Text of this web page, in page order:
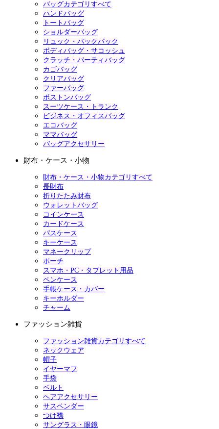
バッグカテゴリすべて
ハンドバッグ
トートバッグ
ショルダーバッグ
リュック・バックパック
ボディバッグ・サコッシュ
クラッチ・パーティバッグ
カゴバッグ
クリアバッグ
ファーバッグ
ボストンバッグ
スーツケース・トランク
ビジネス・オフィスバッグ
エコバッグ
ママバッグ
バッグアクセサリー
財布・ケース・小物
財布・ケース・小物カテゴリすべて
長財布
折りたたみ財布
ウォレットバッグ
コインケース
カードケース
パスケース
キーケース
マネークリップ
ポーチ
スマホ・PC・タブレット用品
ペンケース
手帳ケース・カバー
キーホルダー
チャーム
ファッション雑貨
ファッション雑貨カテゴリすべて
ネックウェア
帽子
イヤーマフ
手袋
ベルト
ヘアアクセサリー
サスペンダー
つけ襟
サングラス・眼鏡